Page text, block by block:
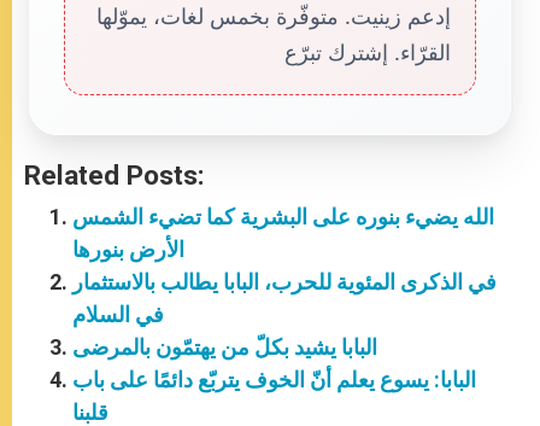
إدعم زينيت. متوفّرة بخمس لغات، يموّلها
القرّاء. إشترك تبرّع
Related Posts:
الله يضيء بنوره على البشرية كما تضيء الشمس
الأرض بنورها
في الذكرى المئوية للحرب، البابا يطالب بالاستثمار
في السلام
البابا يشيد بكلّ من يهتمّون بالمرضى
البابا: يسوع يعلم أنّ الخوف يتربّع دائمًا على باب
قلبنا